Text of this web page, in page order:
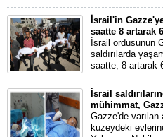
İsrail'in
saatte 8 artarak
İsrail ordusunun
saldırılarda
saatte, 8 artarak
İsrail
mühimmat,
Gazze'de varılan
kuzeydeki